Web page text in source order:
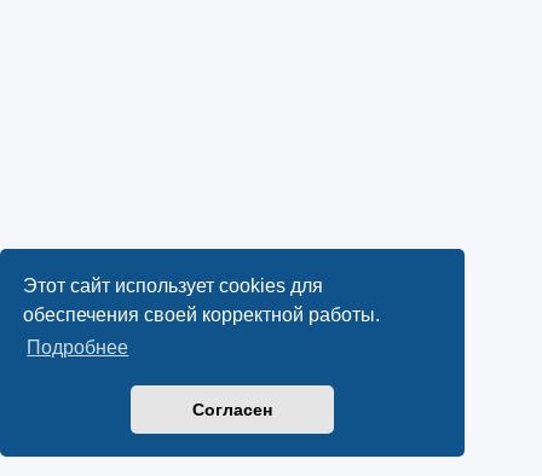
Этот сайт использует cookies для
обеспечения своей корректной работы.
Подробнее
Согласен